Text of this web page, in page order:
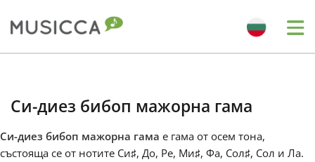
Си-диез бибоп мажорна гама
Си-диез бибоп мажорна гама е гама от осем тона,
състояща се от нотите Си♯, До, Ре, Ми♯, Фа, Сол♯, Сол и Ла.